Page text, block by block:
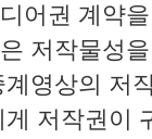
어권 계약
저작물성
영상의 저
저작권이